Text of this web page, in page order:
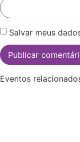
Salvar meus
Eventos